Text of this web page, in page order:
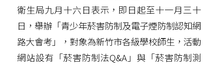
衛生局九月十六日表示，即日起至十一月三十
日，舉辦「青少年菸害防制及電子煙防制認知網
路大會考」，對象為新竹市各級學校師生，活動
網站設有「菸害防制法Q&A」與「菸害防制測